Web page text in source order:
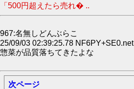
「500円超えたら売れ� ..
967:名無しどんぶらこ
25/09/03 02:39:25.78 NF6PY+SE0.net
惣菜が品質落ちてきたよな
次ページ